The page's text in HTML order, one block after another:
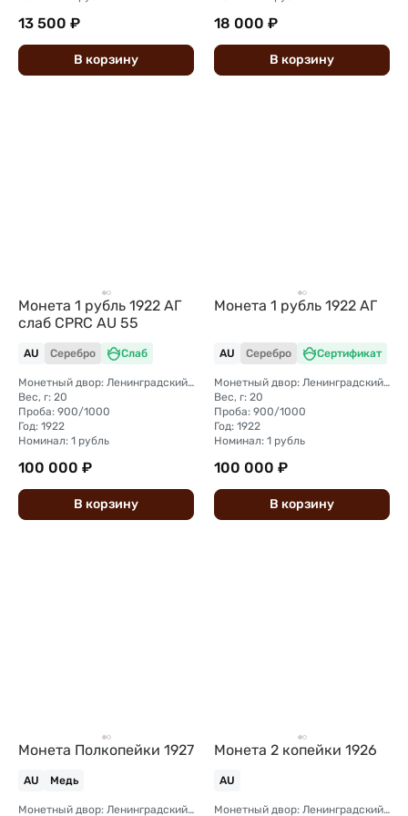
13 500 ₽
В корзину
18 000 ₽
В корзину
Монета 1 рубль 1922 АГ
слаб CPRC AU 55
AU Серебро Слаб
Монетный двор: Ленинградский (ЛМД)
Вес, г: 20
Проба: 900/1000
Год: 1922
Номинал: 1 рубль
100 000 ₽
В корзину
Монета 1 рубль 1922 АГ
AU Серебро Сертификат
Монетный двор: Ленинградский (ЛМД)
Вес, г: 20
Проба: 900/1000
Год: 1922
Номинал: 1 рубль
100 000 ₽
В корзину
Монета Полкопейки 1927
AU Медь
Монетный двор: Ленинградский (ЛМД)
Монета 2 копейки 1926
AU
Монетный двор: Ленинградский (ЛМД)